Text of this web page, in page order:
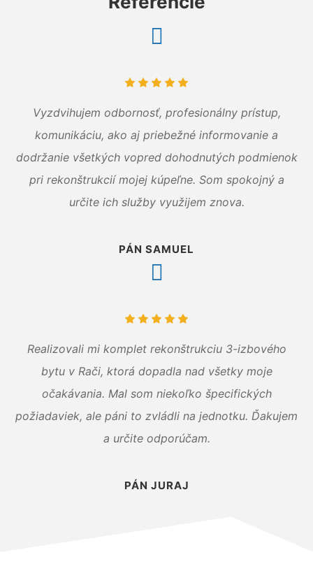
Vyzdvihujem odbornosť, profesionálny prístup,
komunikáciu, ako aj priebežné informovanie a
dodržanie všetkých vopred dohodnutých podmienok
pri rekonštrukcií mojej kúpeľne. Som spokojný a
určite ich služby využijem znova.
PÁN SAMUEL
Realizovali mi komplet rekonštrukciu 3-izbového
bytu v Rači, ktorá dopadla nad všetky moje
očakávania. Mal som niekoľko špecifických
požiadaviek, ale páni to zvládli na jednotku. Ďakujem
a určite odporúčam.
PÁN JURAJ